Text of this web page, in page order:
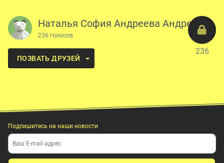
236
Наталья София Андреева Андреева
236 голосов
ПОЗВАТЬ ДРУЗЕЙ
Подпишитесь на наши новости